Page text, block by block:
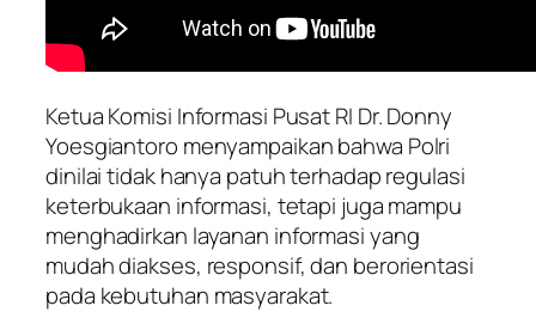
Ketua Komisi Informasi Pusat RI Dr. Donny
Yoesgiantoro menyampaikan bahwa Polri
dinilai tidak hanya patuh terhadap regulasi
keterbukaan informasi, tetapi juga mampu
menghadirkan layanan informasi yang
mudah diakses, responsif, dan berorientasi
pada kebutuhan masyarakat.